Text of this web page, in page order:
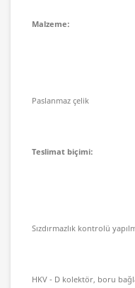
Malzeme:
Paslanmaz çelik
Teslimat biçimi:
Sızdırmazlık kontrolü
HKV - D kolektör, boru